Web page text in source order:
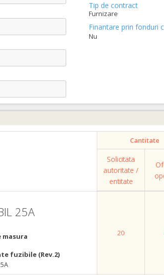
Tip de contract
Furnizare
Finantare prin fonduri
Nu
Cantitate
Solicitata
autoritate /
entitate
25A
masura
fuzibile (Rev.2)
20